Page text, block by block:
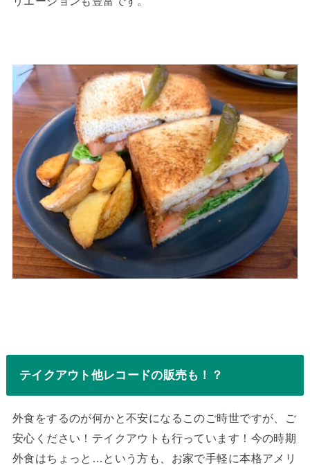
テイクアウト他レコードの販売も！？
外食をするのが何かと不安になるこのご時世ですが、ご
安心ください！テイクアウトも行っています！今の時期
外食はちょっと…という方も、お家で手軽に本格アメリ